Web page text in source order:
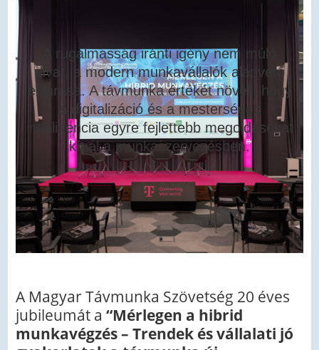
A rugalmasság iránti igény nem múló
divat, a modern munkavállalók alapvető
elvárása. A távmunka értékét növeli, hogy
a digitalizáció és a mesterséges
intelligencia egyre fejlettebb megoldásokat
kínál a munkaszervezésben.
A Magyar Távmunka Szövetség 20 éves
jubileumát a “Mérlegen a hibrid
munkavégzés – Trendek és vállalati jó